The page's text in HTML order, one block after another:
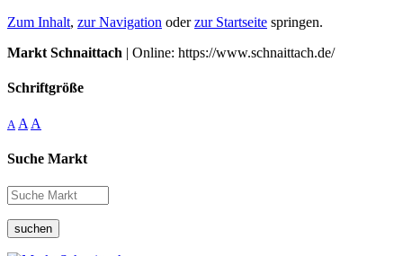
Zum Inhalt, zur Navigation oderzur Startseite springen.
Markt Schnaittach | Online: https://www.schnaittach.de/
Schriftgröße
A A A
Suche Markt
suchen